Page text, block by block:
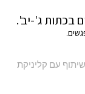
בכתות ג'-יב'.